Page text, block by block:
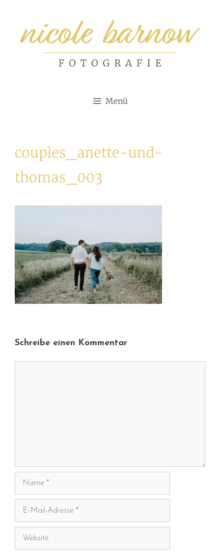
springen
Menü
couples_anette-und-
thomas_003
Schreibe einen Kommentar
Name
Adresse
Website